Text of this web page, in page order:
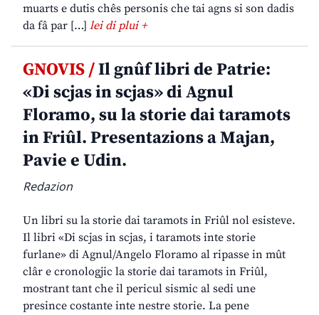
muarts e dutis chês personis che tai agns si son dadis
da fâ par […] lei di plui +
GNOVIS /Il gnûf libri de Patrie:
«Di scjas in scjas» di Agnul
Floramo, su la storie dai taramots
in Friûl. Presentazions a Majan,
Pavie e Udin.
Redazion
Un libri su la storie dai taramots in Friûl nol esisteve.
Il libri «Di scjas in scjas, i taramots inte storie
furlane» di Agnul/Angelo Floramo al ripasse in mût
clâr e cronologjic la storie dai taramots in Friûl,
mostrant tant che il pericul sismic al sedi une
presince costante inte nestre storie. La pene